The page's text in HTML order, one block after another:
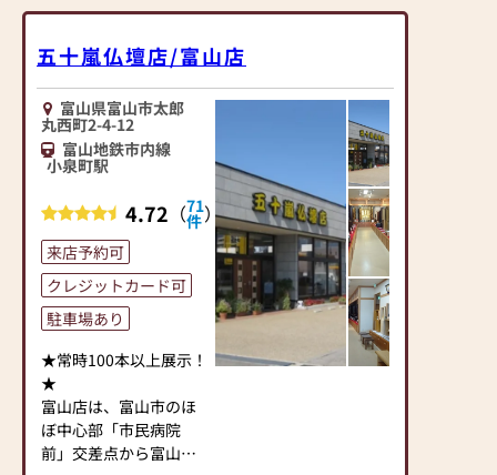
ある時、仏様に向かい
手を合わせる。また、
一家団欒の中にお仏壇
を置いて、日々の家族
の営みを報告する。そ
こから心豊かな生活が
生まれます。
りすることでもたらさ
れる心の豊かさは、何
にも代え難いもので
す。
当店にてお求めいただ
いたお仏壇で、そうし
たとすれば、それは私
たち仏壇職人にとって
この上ない喜びです。
『富山仏壇の製造元』
として仏壇の構造や知
ク、線香、香、オト
り、線香差し、お香
入、おりん/布団/台/棒
・仏器/台/
差し、六合、高月、香
呂/台、花立て/台、ロー
ソク立て/型、院玄灯
木上香
呂、前卓、打敷
・和額、
掛軸、名号
・念珠修
理
・仏壇/仏
具の洗い/修繕
・寺院用
具/仏具一式
「お仏壇の小さな困り
ごとや、修繕・買い替
えなどどうしたらよい
か…」
などのお悩みは一心堂
にご相談ください。
一心堂では、お仏壇の
丸洗いまで対応いたし
ご先祖様が大切にされ
てきた、昔ながらの古
き良きお仏壇。
「ご先祖様も大切にし
てきたし、引き継ぎた
いのだけど大きすぎて
管理も大変そう…」
そのような方にはお仏
壇のリフォーム・リメ
五十嵐仏壇店/富山店
富山県富山市太郎
丸西町2-4-12
富山地鉄市内線
小泉町駅
4.72 （71
件）
来店予約可
クレジットカード可
駐車場あり
★常時100本以上展示！
★
富山店は、富山市のほ
ぼ中心部「市民病院
前」交差点から富山駅